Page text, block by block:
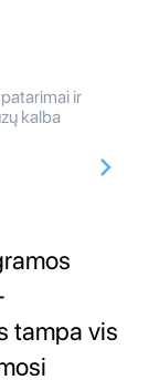
ir
kalba
tampa vis